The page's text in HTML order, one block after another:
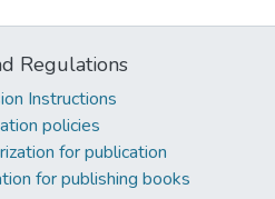
Regulations
Instructions
policies
for publication
for publishing books